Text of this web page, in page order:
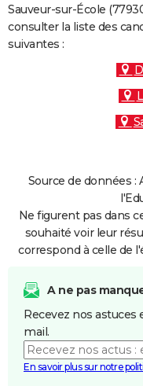
FORUM
Bricolage
Lifestyle
Culture
Sport
Auto
Television
Voyage
Cinema
Sauveur-sur-École
consulter la liste des
suivantes :
Source de données :
Ne figurent pas dans
souhaité voir leur
correspond à celle de
A ne pas
Recevez nos
mail.
En savoir plus sur notre